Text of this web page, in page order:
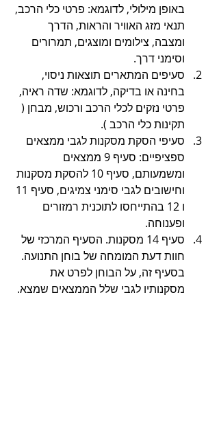
באופן מילולי, לדוגמא: פרטי כלי הרכב,
תנאי מזג האוויר והראות, הדרך
ומצבה, צילומים ומוצגים, תמרורים
וסימני דרך.
סעיפים המתארים תוצאות ניסוי,
בחינה או בדיקה, לדוגמא: שדה ראיה,
פרטי נזקים לכלי הרכב ורכוש, מבחן (
תקינות כלי הרכב ).
סעיפי הסקת מסקנות לגבי ממצאים
ספציפיים: סעיף 9 ממצאים
ומשמעותם, סעיף 10 להסקת מסקנות
ו 12 בהתייחסו לתוכנית רמזורים
ופענוחה.
סעיף 14 מסקנות. הסעיף המרכזי של
חוות דעת המומחה של בוחן התנועה.
בסעיף זה, על הבוחן לפרט את
מסקנותיו לגבי שלל הממצאים שמצא.